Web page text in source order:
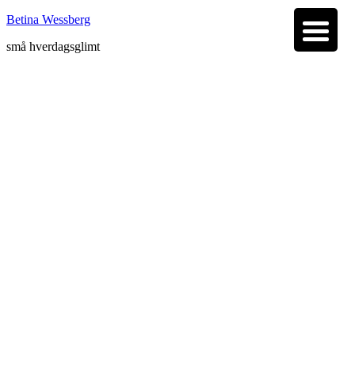
Betina Wessberg
små hverdagsglimt